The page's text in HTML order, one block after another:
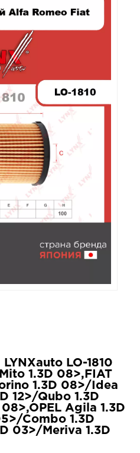
LO-1810
1.3D 08>,FIAT
1.3D 08>/Idea
12>/Qubo 1.3D
Agila 1.3D
Combo 1.3D
03>/Meriva 1.3D